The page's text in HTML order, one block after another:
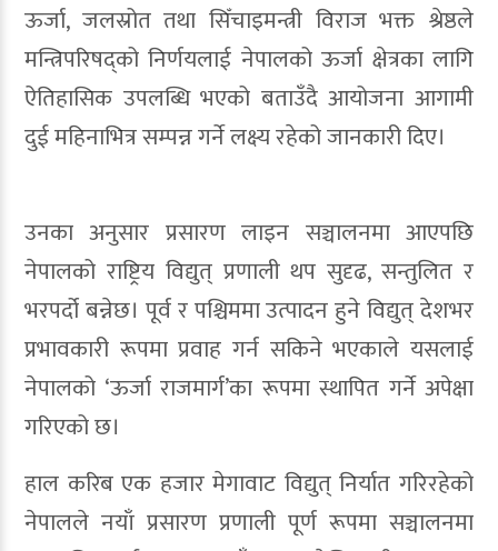
ऊर्जा, जलस्रोत तथा सिँचाइमन्त्री विराज भक्त श्रेष्ठले
मन्त्रिपरिषद्को निर्णयलाई नेपालको ऊर्जा क्षेत्रका लागि
ऐतिहासिक उपलब्धि भएको बताउँदै आयोजना आगामी
दुई महिनाभित्र सम्पन्न गर्ने लक्ष्य रहेको जानकारी दिए।
उनका अनुसार प्रसारण लाइन सञ्चालनमा आएपछि
नेपालको राष्ट्रिय विद्युत् प्रणाली थप सुदृढ, सन्तुलित र
भरपर्दो बन्नेछ। पूर्व र पश्चिममा उत्पादन हुने विद्युत् देशभर
प्रभावकारी रूपमा प्रवाह गर्न सकिने भएकाले यसलाई
नेपालको ‘ऊर्जा राजमार्ग’का रूपमा स्थापित गर्ने अपेक्षा
गरिएको छ।
हाल करिब एक हजार मेगावाट विद्युत् निर्यात गरिरहेको
नेपालले नयाँ प्रसारण प्रणाली पूर्ण रूपमा सञ्चालनमा